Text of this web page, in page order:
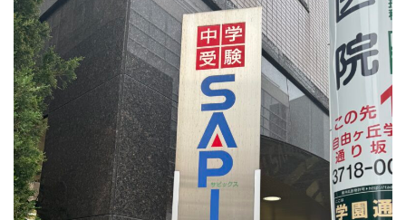
丘
に
は
多
く
の
学
習